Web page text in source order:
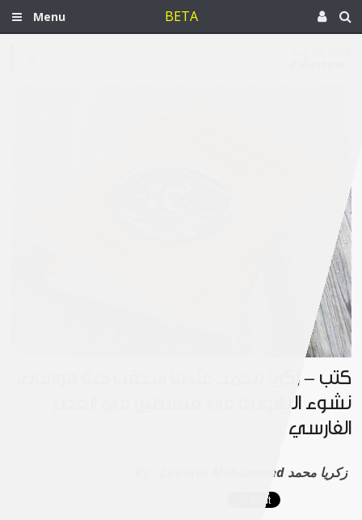
Menu BETA
كتب - زكريا محمد: عندما سحقت حية موسى:
نشوء اليهودية في فلسطين في العصر
الفارسي
Zakaria Mohammed زكريا محمد